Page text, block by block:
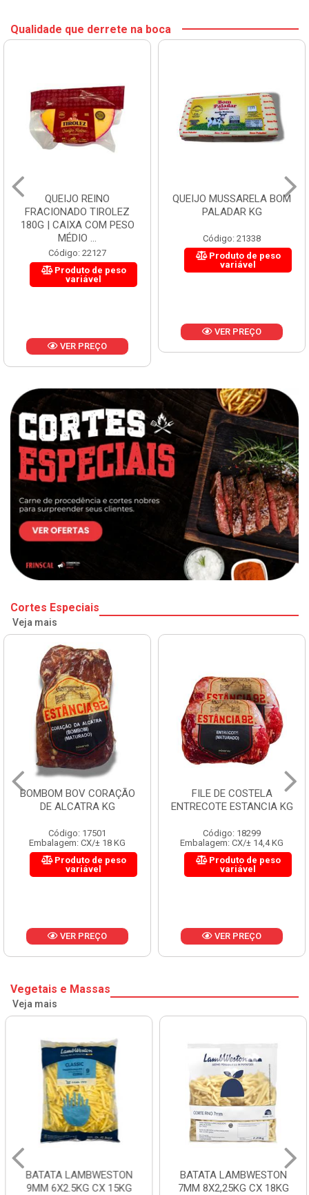
Qualidade que derrete na boca
QUEIJO REINO
FRACIONADO TIROLEZ
180G | CAIXA COM PESO
MÉDIO ...
Código: 22127
Produto de peso
variável
VER PREÇO
QUEIJO MUSSARELA BOM
PALADAR KG
Código: 21338
Produto de peso
variável
VER PREÇO
Cortes Especiais
Veja mais
BOMBOM BOV CORAÇÃO
DE ALCATRA KG
Código: 17501
Embalagem: CX/± 18 KG
Produto de peso
variável
VER PREÇO
FILE DE COSTELA
ENTRECOTE ESTANCIA KG
Código: 18299
Embalagem: CX/± 14,4 KG
Produto de peso
variável
VER PREÇO
Vegetais e Massas
Veja mais
BATATA LAMBWESTON
9MM 6X2.5KG CX 15KG
BATATA LAMBWESTON
7MM 8X2,25KG CX 18KG